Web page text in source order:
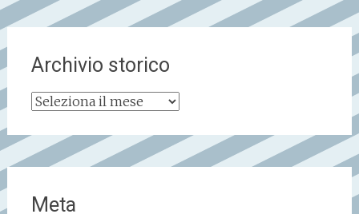
Archivio storico
Archivio
Meta